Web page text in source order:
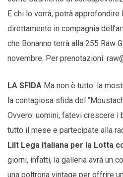
E chi lo vorrà, potrà
direttamente in compagnia
che Bonanno terrà alla 255 Raw
novembre. Per prenotazioni:
LA SFIDA Ma non è tutto: la
la contagiosa sfida del
Ovvero: uomini, fatevi crescere i
tutto il mese e partecipate alla
Lilt Lega Italiana per la Lotta
giorni, infatti, la galleria avrà un
una poltrona vintage per offrire